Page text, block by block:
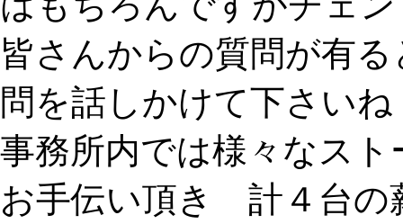
皆さんからの質問が有
問を話しかけて下さいね
事務所内では様々なス
お手伝い頂き 計４台